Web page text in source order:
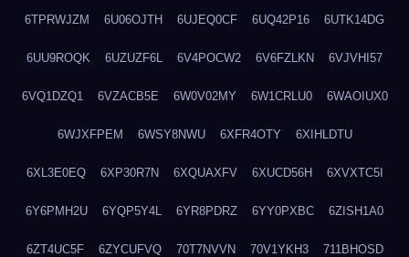
6TPRWJZM 6U06OJTH 6UJEQ0CF 6UQ42P16 6UTK14DG
6UU9ROQK 6UZUZF6L 6V4POCW2 6V6FZLKN 6VJVHI57
6VQ1DZQ1 6VZACB5E 6W0V02MY 6W1CRLU0 6WAOIUX0
6WJXFPEM 6WSY8NWU 6XFR4OTY 6XIHLDTU
6XL3E0EQ 6XP30R7N 6XQUAXFV 6XUCD56H 6XVXTC5I
6Y6PMH2U 6YQP5Y4L 6YR8PDRZ 6YY0PXBC 6ZISH1A0
6ZT4UC5F 6ZYCUFVQ 70T7NVVN 70V1YKH3 711BHOSD